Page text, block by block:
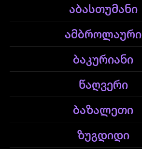
აბასთუმანი
ამბროლაური
ბაკურიანი
წაღვერი
ბაზალეთი
ზუგდიდი